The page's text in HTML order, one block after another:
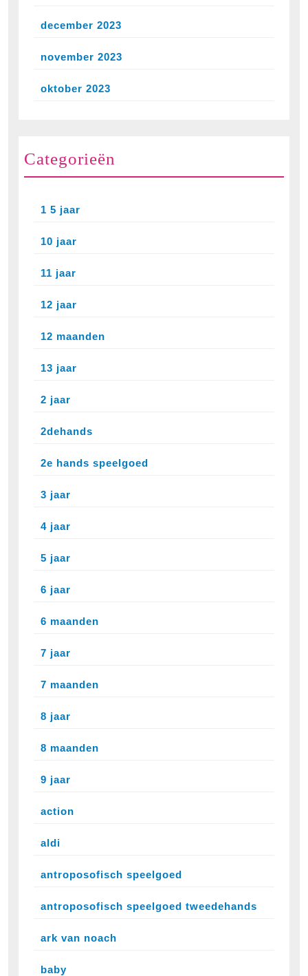
december 2023
november 2023
oktober 2023
Categorieën
1 5 jaar
10 jaar
11 jaar
12 jaar
12 maanden
13 jaar
2 jaar
2dehands
2e hands speelgoed
3 jaar
4 jaar
5 jaar
6 jaar
6 maanden
7 jaar
7 maanden
8 jaar
8 maanden
9 jaar
action
aldi
antroposofisch speelgoed
antroposofisch speelgoed tweedehands
ark van noach
baby